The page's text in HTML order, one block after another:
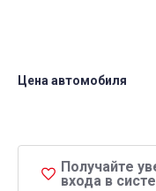
Цена автомобиля
Получайте
входа в